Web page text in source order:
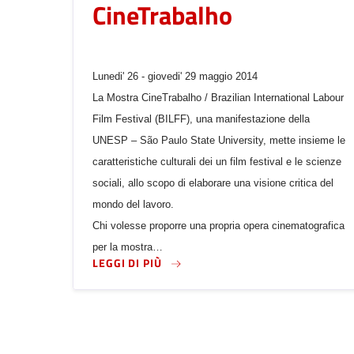
CineTrabalho
Lunedi' 26 - giovedi' 29 maggio 2014
La Mostra CineTrabalho / Brazilian International Labour
Film Festival (BILFF), una manifestazione della
UNESP – São Paulo State University, mette insieme le
caratteristiche culturali dei un film festival e le scienze
sociali, allo scopo di elaborare una visione critica del
mondo del lavoro.
Chi volesse proporre una propria opera cinematografica
per la mostra…
LEGGI DI PIÙLEGGI DI PIÙ SU THE 2014